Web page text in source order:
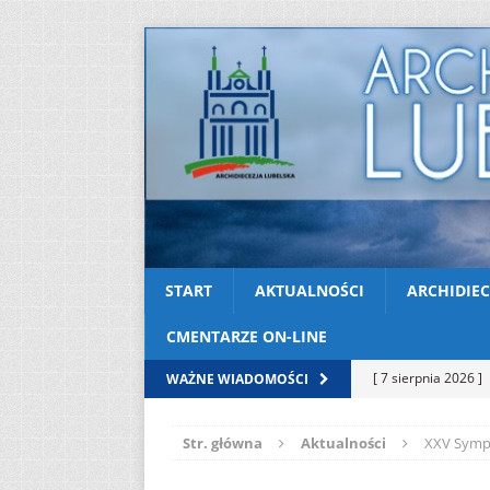
START AKTUALNOŚCI
CMENTARZE ON-LINE
WAŻNE WIADOMOŚCI
[ 7 sierpnia 2026 ]
[ 6 sierpnia 2026 ]
Str. główna Aktualności XXV